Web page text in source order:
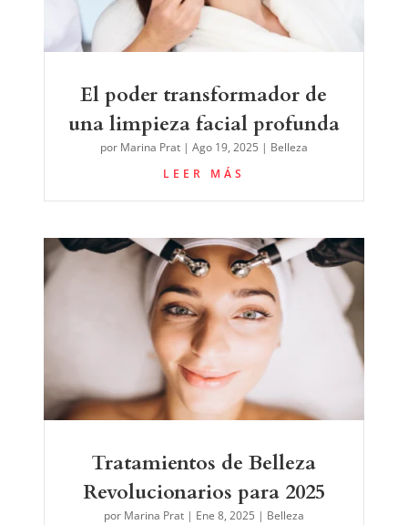
El poder transformador de
una limpieza facial profunda
por Marina Prat| Ago 19, 2025 | Belleza
LEER MÁS
Tratamientos de Belleza
Revolucionarios para 2025
por Marina Prat| Ene 8, 2025 | Belleza